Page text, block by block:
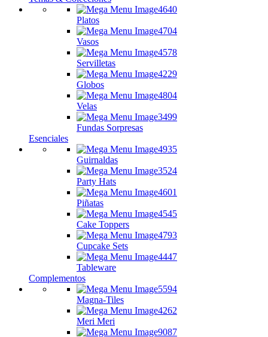
Platos
Vasos
Servilletas
Globos
Velas
Fundas Sorpresas
Esenciales
Guirnaldas
Party Hats
Piñatas
Cake Toppers
Cupcake Sets
Tableware
Complementos
Magna-Tiles
Meri Meri